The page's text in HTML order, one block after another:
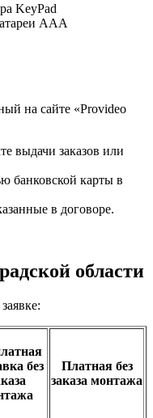
KeyPad
ААА
на сайте «Provideo
выдачи заказов или
банковской карты в
в договоре.
области
без
Платная без
заказа монтажа